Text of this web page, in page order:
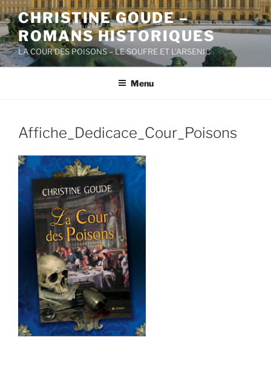
Aller
au
contenu
principal
CHRISTINE GOUDE –
ROMANS HISTORIQUES
LA COUR DES POISONS – LE SOUFRE ET L'ARSENIC
Menu
Affiche_Dedicace_Cour_Poisons